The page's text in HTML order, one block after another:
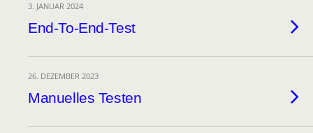
3. JANUAR 2024
End-To-End-Test
26. DEZEMBER 2023
Manuelles Testen